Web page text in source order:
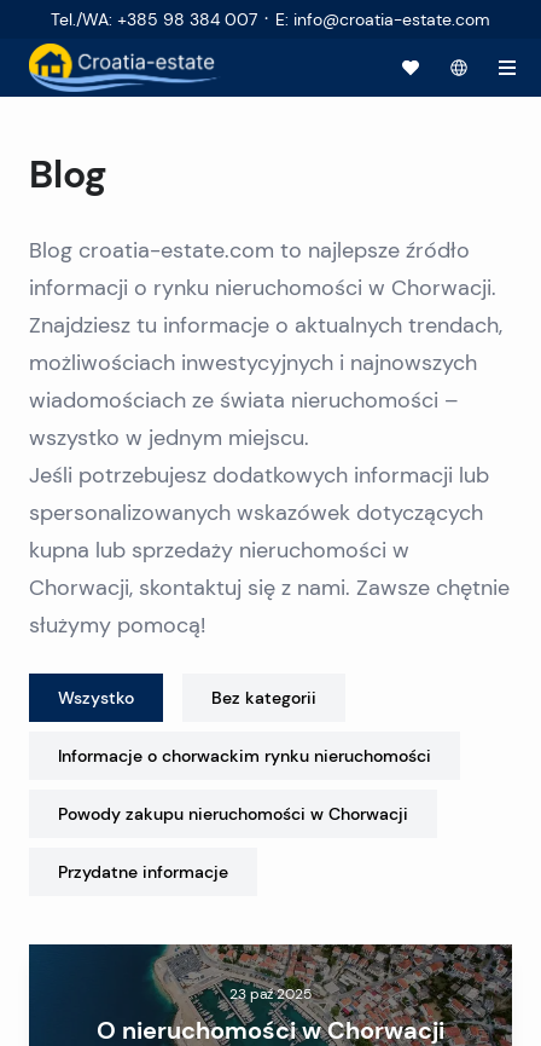
Tel./WA: +385 98 384 007 · E: info@croatia-estate.com
Blog
Blog croatia-estate.com to najlepsze źródło
informacji o rynku nieruchomości w Chorwacji.
Znajdziesz tu informacje o aktualnych trendach,
możliwościach inwestycyjnych i najnowszych
wiadomościach ze świata nieruchomości –
wszystko w jednym miejscu.
Jeśli potrzebujesz dodatkowych informacji lub
spersonalizowanych wskazówek dotyczących
kupna lub sprzedaży nieruchomości w
Chorwacji, skontaktuj się z nami. Zawsze chętnie
służymy pomocą!
Wszystko Bez kategorii
Informacje o chorwackim rynku nieruchomości
Powody zakupu nieruchomości w Chorwacji
Przydatne informacje
23 paź 2025
O nieruchomości w Chorwacji